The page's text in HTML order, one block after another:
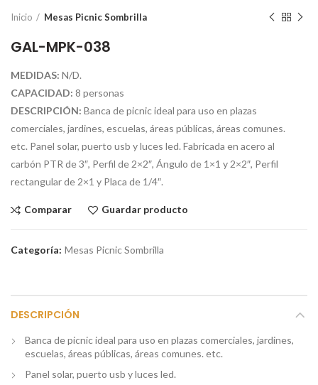
Inicio Mesas Picnic Sombrilla
GAL-MPK-038
MEDIDAS: N/D.
CAPACIDAD: 8 personas
DESCRIPCIÓN: Banca de picnic ideal para uso en plazas
comerciales, jardines, escuelas, áreas públicas, áreas comunes.
etc. Panel solar, puerto usb y luces led. Fabricada en acero al
carbón PTR de 3″, Perfil de 2×2″, Ángulo de 1×1 y 2×2″, Perfil
rectangular de 2×1 y Placa de 1/4″.
Comparar Guardar producto
Categoría: Mesas Picnic Sombrilla
DESCRIPCIÓN
Banca de picnic ideal para uso en plazas comerciales, jardines,
escuelas, áreas públicas, áreas comunes. etc.
Panel solar, puerto usb y luces led.